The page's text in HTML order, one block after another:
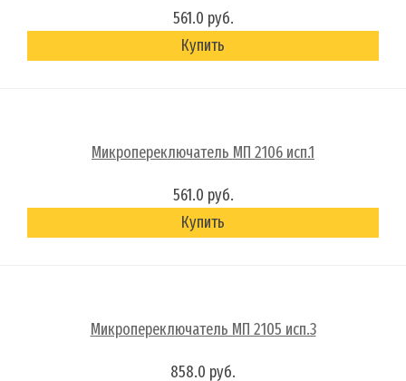
561.0 руб.
Купить
Микропереключатель МП 2106 исп.1
561.0 руб.
Купить
Микропереключатель МП 2105 исп.3
858.0 руб.